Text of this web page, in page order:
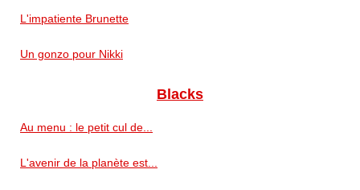
L'impatiente Brunette
Un gonzo pour Nikki
Blacks
Au menu : le petit cul de...
L'avenir de la planète est...